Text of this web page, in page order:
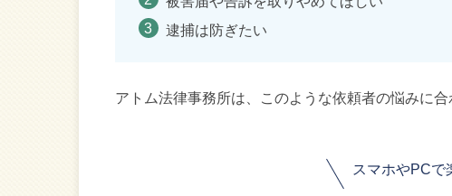
逮捕は防ぎたい
アトム法律事務所は、このような依頼者の悩みに
スマホやPCで